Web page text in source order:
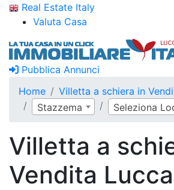
Real Estate Italy
Valuta Casa
Pubblica Annunci
Home
Villetta a schiera in
Stazzema
Seleziona
Villetta a
Vendita Lucca